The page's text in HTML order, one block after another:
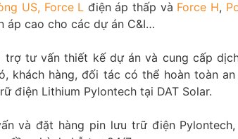
US, Force L điện áp thấp và Force H,
áp cao cho các dự án C&I…
tư vấn thiết kế dự án và cung cấp
khách hàng, đối tác có thể hoàn toàn
điện Lithium Pylontech tại DAT Solar.
và đặt hàng pin lưu trữ điện